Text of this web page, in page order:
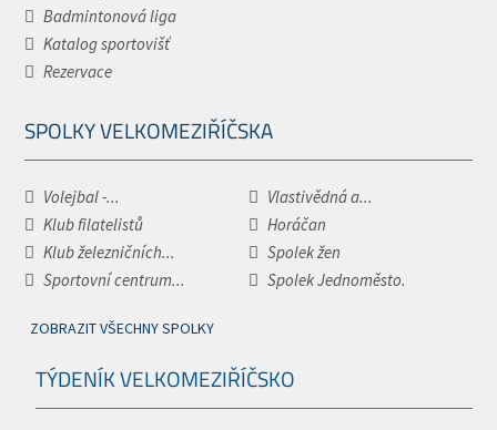
Badmintonová liga
Katalog sportovišť
Rezervace
SPOLKY VELKOMEZIŘÍČSKA
Volejbal -...
Vlastivědná a...
Klub filatelistů
Horáčan
Klub železničních...
Spolek žen
Sportovní centrum...
Spolek Jednoměsto.
ZOBRAZIT VŠECHNY SPOLKY
TÝDENÍK VELKOMEZIŘÍČSKO